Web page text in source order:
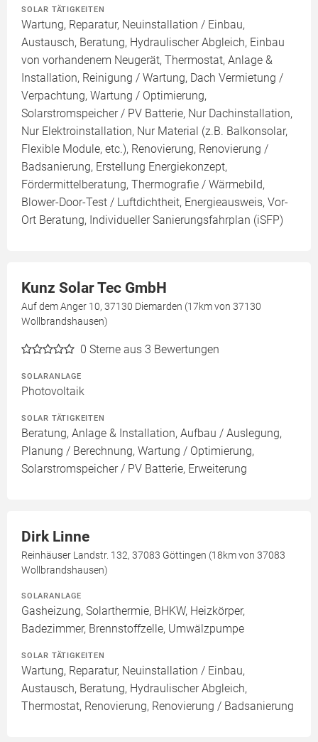
SOLAR TÄTIGKEITEN
Wartung, Reparatur, Neuinstallation / Einbau,
Austausch, Beratung, Hydraulischer Abgleich, Einbau
von vorhandenem Neugerät, Thermostat, Anlage &
Installation, Reinigung / Wartung, Dach Vermietung /
Verpachtung, Wartung / Optimierung,
Solarstromspeicher / PV Batterie, Nur Dachinstallation,
Nur Elektroinstallation, Nur Material (z.B. Balkonsolar,
Flexible Module, etc.), Renovierung, Renovierung /
Badsanierung, Erstellung Energiekonzept,
Fördermittelberatung, Thermografie / Wärmebild,
Blower-Door-Test / Luftdichtheit, Energieausweis, Vor-
Ort Beratung, Individueller Sanierungsfahrplan (iSFP)
Kunz Solar Tec GmbH
Auf dem Anger 10, 37130 Diemarden (17km von 37130
Wollbrandshausen)
0 Sterne aus 3 Bewertungen
SOLARANLAGE
Photovoltaik
SOLAR TÄTIGKEITEN
Beratung, Anlage & Installation, Aufbau / Auslegung,
Planung / Berechnung, Wartung / Optimierung,
Solarstromspeicher / PV Batterie, Erweiterung
Dirk Linne
Reinhäuser Landstr. 132, 37083 Göttingen (18km von 37083
Wollbrandshausen)
SOLARANLAGE
Gasheizung, Solarthermie, BHKW, Heizkörper,
Badezimmer, Brennstoffzelle, Umwälzpumpe
SOLAR TÄTIGKEITEN
Wartung, Reparatur, Neuinstallation / Einbau,
Austausch, Beratung, Hydraulischer Abgleich,
Thermostat, Renovierung, Renovierung / Badsanierung